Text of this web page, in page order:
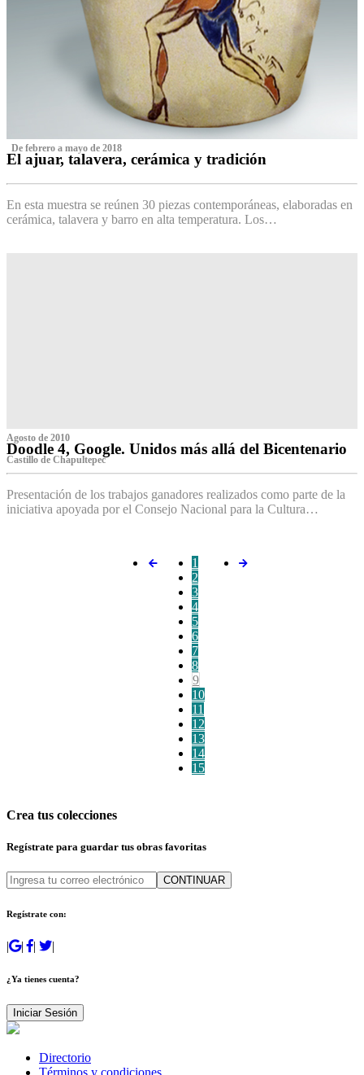
‌ De febrero a mayo de 2018
El ajuar, talavera, cerámica y tradición
En esta muestra se reúnen 30 piezas contemporáneas, elaboradas en
cerámica, talavera y barro en alta temperatura. Los…
Agosto de 2010
Doodle 4, Google. Unidos más allá del Bicentenario
Castillo de Chapultepec
Presentación de los trabajos ganadores realizados como parte de la
iniciativa apoyada por el Consejo Nacional para la Cultura…
1
2
3
4
5
6
7
8
9
10
11
12
13
14
15
Crea tus colecciones
Regístrate para guardar tus obras favoritas
CONTINUAR
Regístrate con:
| | | |
¿Ya tienes cuenta?
Iniciar Sesión
Directorio
Términos y condiciones